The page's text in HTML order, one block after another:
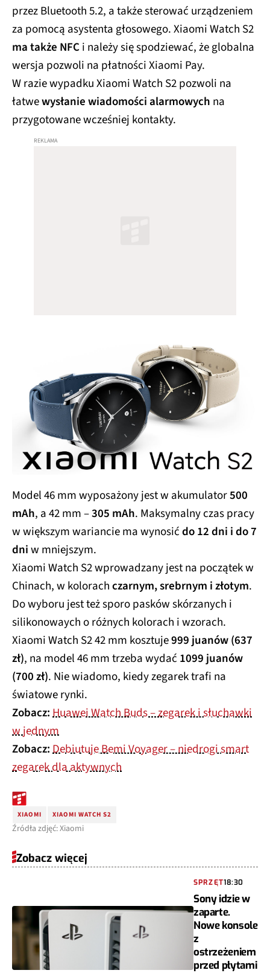
przez Bluetooth 5.2, a także sterować urządzeniem
za pomocą asystenta głosowego. Xiaomi Watch S2
ma także NFC i należy się spodziewać, że globalna
wersja pozwoli na płatności Xiaomi Pay.
W razie wypadku Xiaomi Watch S2 pozwoli na
łatwewysłanie wiadomości alarmowych na
przygotowane wcześniej kontakty.
Model 46 mm wyposażony jest w akumulator500
mAh, a 42 mm –305 mAh. Maksymalny czas pracy
w większym wariancie ma wynosićdo 12 dni i do 7
dniw mniejszym.
Xiaomi Watch S2 wprowadzany jest na początek w
Chinach, w kolorachczarnym, srebrnym i złotym.
Do wyboru jest też sporo pasków skórzanych i
silikonowaych o różnych kolorach i wzorach.
Xiaomi Watch S2 42 mm kosztuje999 juanów (637
zł), na model 46 mm trzeba wydać 1099 juanów
(700 zł). Nie wiadomo, kiedy zegarek trafi na
światowe rynki.
Zobacz: Huawei Watch Buds – zegarek i słuchawki
w jednym
Zobacz: Debiutuje Bemi Voyager – niedrogi smart
zegarek dla aktywnych
XIAOMI XIAOMI WATCH S2
Źródła zdjęć: Xiaomi
Zobacz więcej
SPRZĘT18:30
Sony idzie w
zaparte.
Nowe konsole
z
ostrzeżeniem
przed płytami